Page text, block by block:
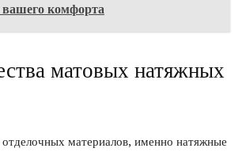
комфорта
матовых натяжных
материалов, именно натяжные